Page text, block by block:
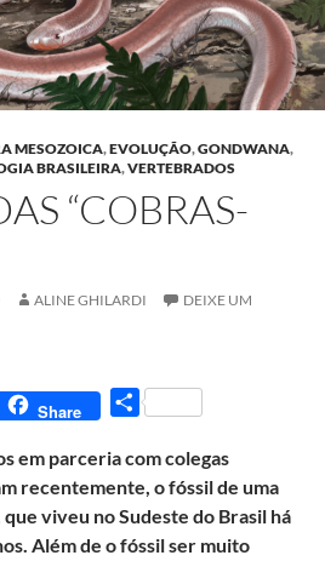
MESOZOICA,EVOLUÇÃO,GONDWANA,
BRASILEIRA,VERTEBRADOS
“COBRAS-
ALINE GHILARDI
DEIXE UM
Share
S
a
r
e
em parceria com colegas
recentemente, o fóssil de uma
que viveu no Sudeste do Brasil há
Além de o fóssil ser muito